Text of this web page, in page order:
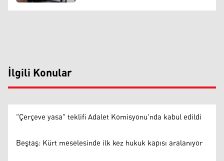
İlgili Konular
"Çerçeve yasa" teklifi Adalet Komisyonu'nda kabul edildi
Beştaş: Kürt meselesinde ilk kez hukuk kapısı aralanıyor